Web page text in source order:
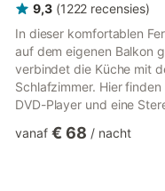
9,3 (1222 recensies)
In dieser komfortablen
auf dem eigenen Balkon
verbindet die Küche mit
Schlafzimmer. Hier
DVD-Player und eine
einen Wasserkocher,
vanaf € 68 / nacht